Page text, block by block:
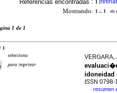
Referencias encontradas : 1 [refinar
Mostrando: 1 .. 1 en
1 de 1
1
selecciona
para imprimir
ISSN 0798-
· resumen